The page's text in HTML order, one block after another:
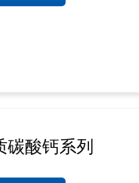
碳酸钙系列